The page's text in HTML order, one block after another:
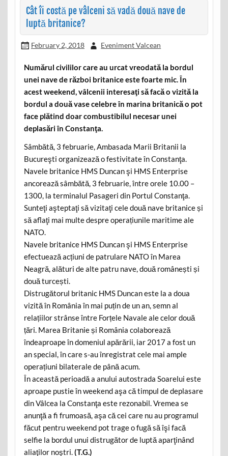
Cât îi costă pe vâlceni să vadă două nave de
luptă britanice?
February 2, 2018 Eveniment Valcean
Numărul civililor care au urcat vreodată la bordul
unei nave de război britanice este foarte mic. În
acest weekend, vâlcenii interesaţi să facă o vizită la
bordul a două vase celebre în marina britanică o pot
face plătind doar combustibilul necesar unei
deplasări în Constanţa.
Sâmbătă, 3 februarie, Ambasada Marii Britanii la
Bucureşti organizează o festivitate în Constanţa.
Navele britanice HMS Duncan şi HMS Enterprise
ancorează sâmbătă, 3 februarie, între orele 10.00 –
1300, la terminalul Pasageri din Portul Constanţa.
Sunteţi aşteptaţi să vizitaţi cele două nave britanice și
să aflaţi mai multe despre operațiunile maritime ale
NATO.
Navele britanice HMS Duncan şi HMS Enterprise
efectuează acțiuni de patrulare NATO în Marea
Neagră, alături de alte patru nave, două românești și
două turcești.
Distrugătorul britanic HMS Duncan este la a doua
vizită în România în mai puțin de un an, semn al
relațiilor strânse între Forțele Navale ale celor două
țări. Marea Britanie și România colaborează
îndeaproape în domeniul apărării, iar 2017 a fost un
an special, în care s-au înregistrat cele mai ample
operațiuni bilaterale de până acum.
În această perioadă a anului autostrada Soarelui este
aproape pustie în weekend aşa că timpul de deplasare
din Vâlcea la Constanţa este rezonabil. Vremea se
anunţă a fi frumoasă, aşa că cei care nu au programul
făcut pentru weekend pot trage o fugă să îşi facă
selfie la bordul unui distrugător de luptă aparţinând
aliaţilor noştri. (T.G.)